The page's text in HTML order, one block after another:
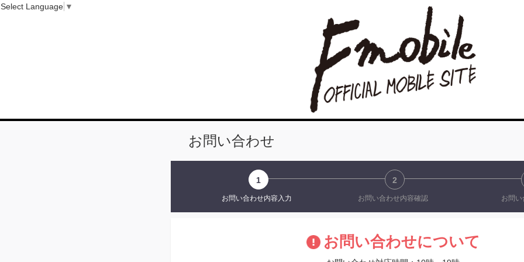
お問い合わせ
1
お問い合わせ内容入力
2
お問い合わせ内容確認 お問い
お問い合わせについて
Select Language ▼